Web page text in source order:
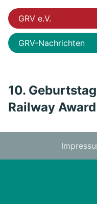
GRV e.V.
GRV-Nachrichten
10.
Railway Award